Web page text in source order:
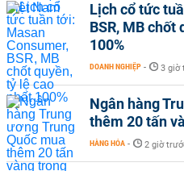
Lịch cổ tức
BSR, MB chốt
100%
DOANH NGHIỆP - 3 giờ
Ngân hàng
thêm 20 tấn
HÀNG HÓA - 2 giờ